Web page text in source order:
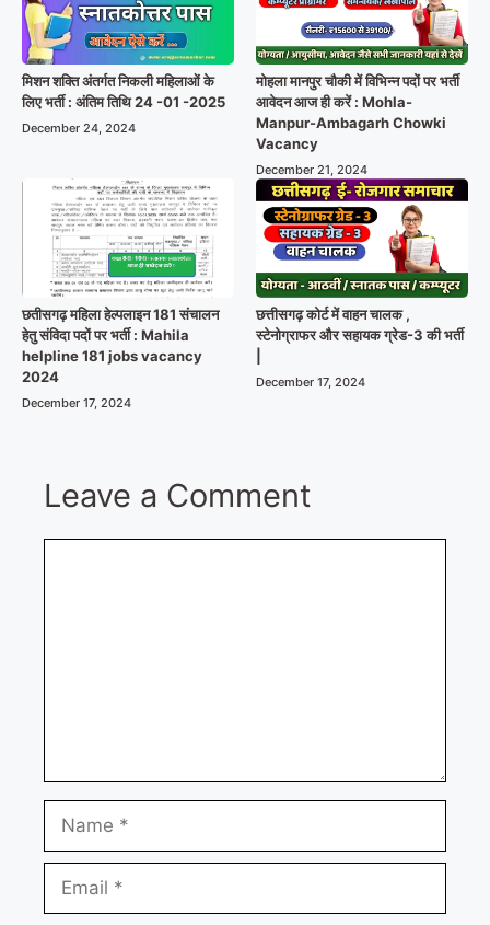
मिशन शक्ति अंतर्गत निकली महिलाओं के
लिए भर्ती : अंतिम तिथि 24 -01 -2025
December 24, 2024
मोहला मानपुर चौकी में विभिन्न पदों पर भर्ती
आवेदन आज ही करें : Mohla-
Manpur-Ambagarh Chowki
Vacancy
December 21, 2024
छतीसगढ़ महिला हेल्पलाइन 181 संचालन
हेतु संविदा पदों पर भर्ती : Mahila
helpline 181 jobs vacancy
2024
December 17, 2024
छत्तीसगढ़ कोर्ट में वाहन चालक ,
स्टेनोग्राफर और सहायक ग्रेड-3 की भर्ती
December 17, 2024
Leave a Comment
Name
Email